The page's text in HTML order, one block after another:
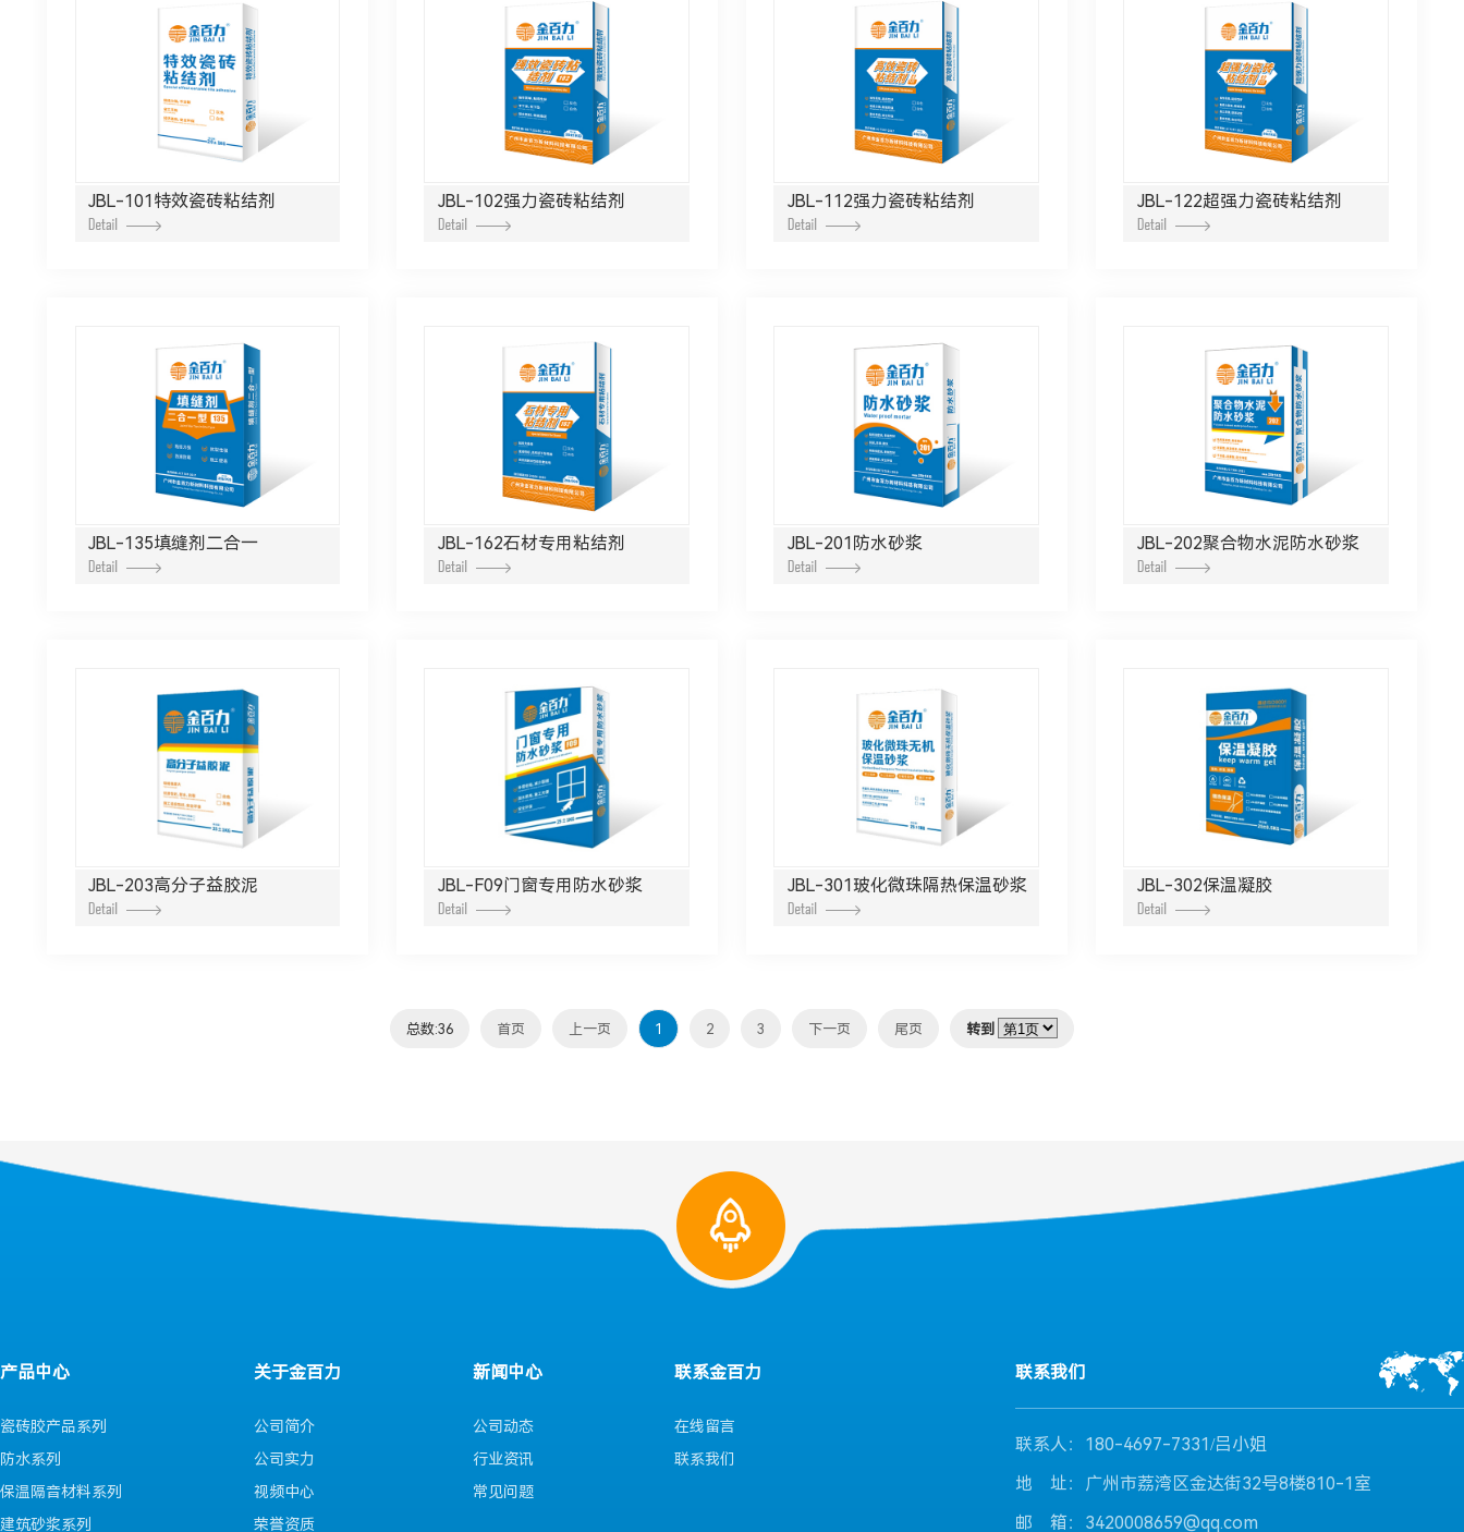
JBL-101特效瓷砖粘结剂 JBL-102强力瓷砖粘结剂 JBL-112强力瓷砖粘结剂 JBL-122超强力瓷砖粘结剂
JBL-135填缝剂二合一 JBL-162石材专用粘结剂 JBL-201防水砂浆 JBL-202聚合物水泥防水砂浆
JBL-203高分子益胶泥 JBL-F09门窗专用防水砂浆 JBL-301玻化微珠隔热保温砂浆 JBL-302保温凝胶
总数:36 首页 上一页 1 2 3 下一页 尾页 转到
产品中心
瓷砖胶产品系列
防水系列
保温隔音材料系列
建筑砂浆系列
关于金百力
公司简介
公司实力
视频中心
荣誉资质
新闻中心
公司动态
行业资讯
常见问题
联系金百力
在线留言
联系我们
联系我们
联系人：180-4697-7331/吕小姐
地 址：广州市荔湾区金达街32号8楼810-1室
邮 箱：3420008659@qq.com